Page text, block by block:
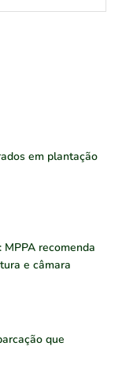
em plantação
MPPA recomenda
e câmara
que